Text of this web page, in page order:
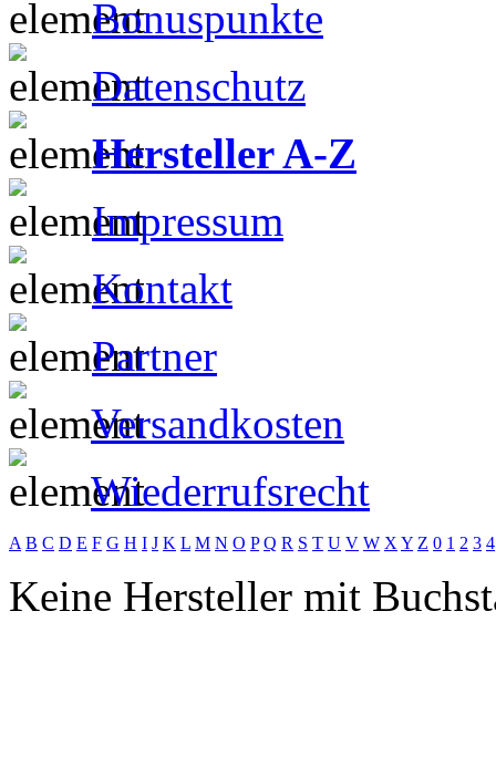
Bonuspunkte
Datenschutz
Hersteller A-Z
Impressum
Kontakt
Partner
Versandkosten
Wiederrufsrecht
A B C D E F G H I J K L M N O P Q R S T U V W X Y Z 0 1 2 3 4
Keine Hersteller mit